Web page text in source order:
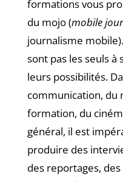
formations vous
du mojo (mobile
journalisme
sont pas les seuls à
leurs possibilités.
communication, du
formation, du
général, il est
produire des
des reportages,